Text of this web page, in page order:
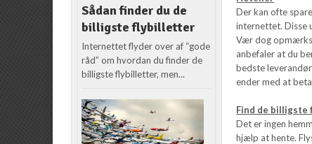
Der kan ofte
internettet. Disse
Vær dog
anbefaler at du
bedste
ender med at
Find de
Det er ingen
hjælp at hente.
Sådan finder du de
billigste flybilletter
Internettet flyder over af “gode
råd” om hvordan du finder de
billigste flybilletter, men...